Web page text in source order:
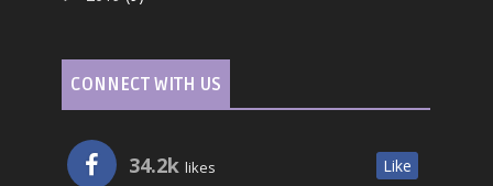
CONNECT WITH US
34.2k likes Like